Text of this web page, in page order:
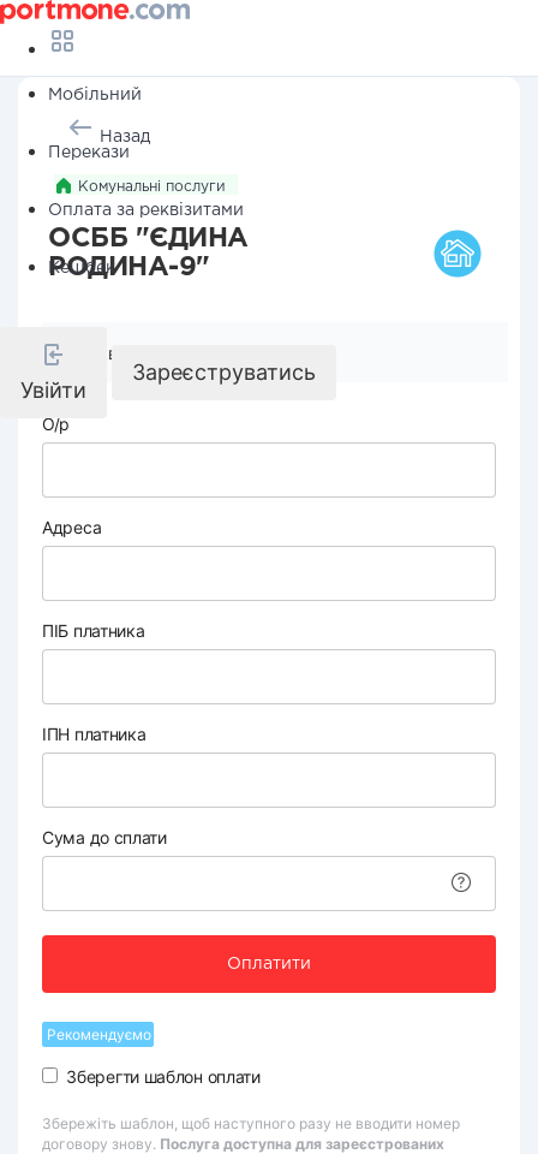
Мобільний
Перекази
Оплата за реквізитами
Кешбек
Увійти
Зареєструватись
Назад
Комунальні послуги
ОСББ "ЄДИНА
РОДИНА-9"
Реквізити компанії
О/р
Адреса
ПІБ платника
ІПН платника
Сума до сплати
Оплатити
Рекомендуємо
Зберегти шаблон оплати
Збережіть шаблон, щоб наступного разу не вводити номер
договору знову. Послуга доступна для зареєстрованих